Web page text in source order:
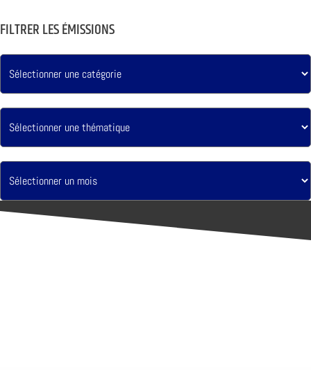
FILTRER LES ÉMISSIONS